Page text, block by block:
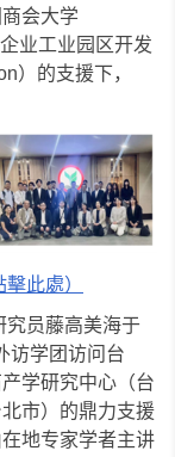
会大学
业工业园区开发
）的支援下，
此處）
员藤高美海于
访学团访问台
学研究中心（台
市）的鼎力支援
地专家学者主讲